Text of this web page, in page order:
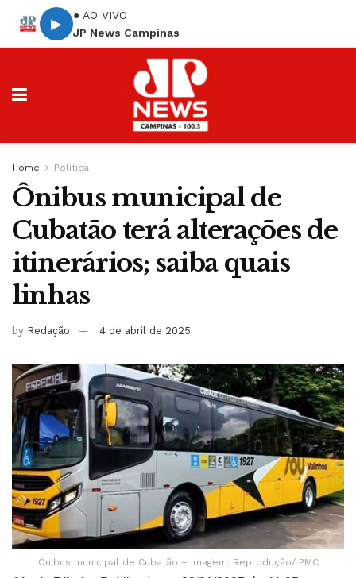
▶
● AO VIVO
JP News Campinas
Home Política
Ônibus municipal de
Cubatão terá alterações de
itinerários; saiba quais
linhas
by Redação 4 de abril de 2025
Ônibus municipal de Cubatão – Imagem: Reprodução/ PMC